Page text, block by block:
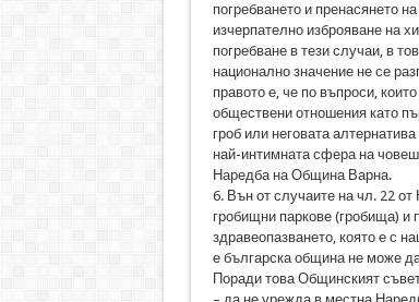
погребването и пренасянето
изчерпателно изброяване на
погребване в тези случаи, в
национално значение не се
правото е, че по въпроси,
обществени отношения като
гроб или неговата
най-интимната сфера на
Наредба на Община Варна.
6. Вън от случаите на чл. 22
гробищни паркове (гробища) и
здравеопазването, която е с
е българска община не може
Поради това Общинският